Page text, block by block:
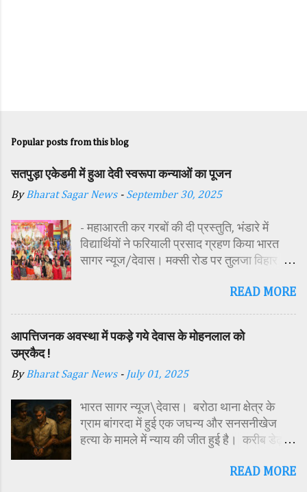
Popular posts from this blog
सतपुड़ा एकेडमी में हुआ देवी स्वरूपा कन्याओं का पूजन
ByBharat Sagar News - September 30, 2025
- महाआरती कर गरबों की दी प्रस्तुति, भंडारे में
विद्यार्थियों ने फरियाली प्रसाद ग्रहण किया भारत
सागर न्यूज/देवास। मक्सी रोड पर तुलजा विहार
पावन अवसर पर कन्या पूजन एवं गरबा महोत्सव का
परिसर में तोरण, रंगोली से आकर्षक साज-सज्जा की
गई। सर्वप्रथम मुख्य अतिथि महिला बाल विकास
विशिष्ट अतिथि शासकीय पॉलिटेक्निक कॉलेज
अध्यक्ष एवं भाजपा जिला अध्यक्ष रायसिंह सेंधव,
स्वास्थ विभाग जिला कार्यक्रम प्रबंधक कामाक्षी दुबे,
स्वास्थ विभाग सहायक कार्यक्रम प्रबंधक स्वीटी
ठाकुर ने मातारानी की मूर्ति एवं अखंड ज्योत का विधि-
READ MORE
आपत्तिजनक अवस्था में पकड़े गये देवास के मोहनलाल को
उम्रकैद !
ByBharat Sagar News - July 01, 2025
भारत सागर न्यूज\देवास। बरोठा थाना क्षेत्र के
ग्राम बांगरदा में हुई एक जघन्य और सनसनीखेज
हत्या के मामले में न्याय की जीत हुई है। करीब डेढ़
हरिओम की हत्या के मामले में अदालत ने उसके पिता
READ MORE